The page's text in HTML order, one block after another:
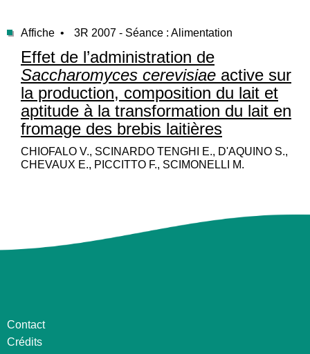
Affiche • 3R 2007 - Séance : Alimentation
Effet de l’administration de
Saccharomyces cerevisiae active sur
la production, composition du lait et
aptitude à la transformation du lait en
fromage des brebis laitières
CHIOFALO V., SCINARDO TENGHI E., D'AQUINO S.,
CHEVAUX E., PICCITTO F., SCIMONELLI M.
Contact
Crédits